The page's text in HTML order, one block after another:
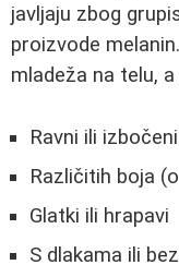
javljaju zbog
proizvode
mladeža na telu,
Ravni ili izbočeni
Različitih boja
Glatki ili hrapavi
S dlakama ili bez